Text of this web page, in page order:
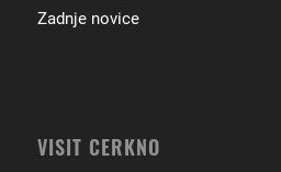
Zadnje novice
VISIT CERKNO